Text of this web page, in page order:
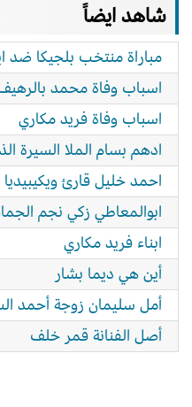
شاهد ايضاً
مباراة منتخب بلجيكا ضد
اسباب وفاة محمد
اسباب وفاة فريد مكاري
ادهم بسام الملا السيرة
احمد خليل قارئ ويكيبيديا
ابوالمعاطي زكي نجم
ابناء فريد مكاري
أين هي ديما بشار
أمل سليمان زوجة أحمد
أصل الفنانة قمر خلف